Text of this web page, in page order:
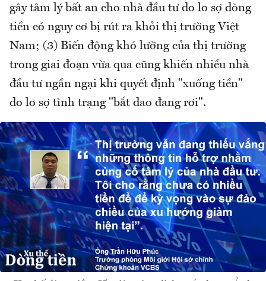
gây tâm lý bất an cho nhà đầu tư do lo sợ dòng
tiền có nguy cơ bị rút ra khỏi thị trường Việt
Nam; (3) Biến động khó lường của thị trường
trong giai đoạn vừa qua cũng khiến nhiều nhà
đầu tư ngần ngại khi quyết định "xuống tiền"
do lo sợ tình trạng "bắt dao đang rơi".